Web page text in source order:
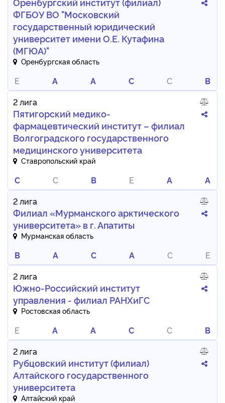
ФГБОУ ВО "Московский
государственный юридический
университет имени О.Е. Кутафина
(МГЮА)"
Оренбургская область
E A A C C
B
2 лига
Пятигорский медико-
фармацевтический институт – филиал
Волгоградского государственного
медицинского университета
Ставропольский край
C C B E A
A
2 лига
Филиал «Мурманского арктического
университета» в г. Апатиты
Мурманская область
B A C A C
E
2 лига
Южно-Российский институт
управления - филиал РАНХиГС
Ростовская область
E A A C C
B
2 лига
Рубцовский институт (филиал)
Алтайского государственного
университета
Алтайский край